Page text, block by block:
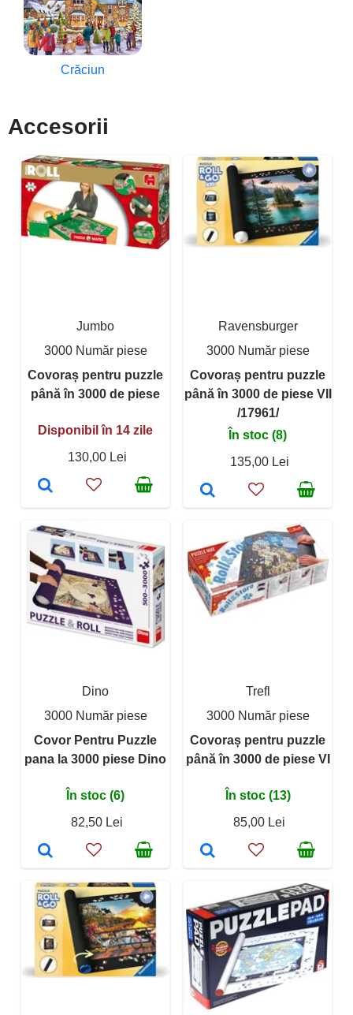
Crăciun
Accesorii
Jumbo
3000 Număr piese
Covoraș pentru puzzle
până în 3000 de piese
Disponibil în 14 zile
130,00 Lei
Ravensburger
3000 Număr piese
Covoraș pentru puzzle
până în 3000 de piese VII
/17961/
În stoc (8)
135,00 Lei
Dino
3000 Număr piese
Covor Pentru Puzzle
pana la 3000 piese Dino
În stoc (6)
82,50 Lei
Trefl
3000 Număr piese
Covoraș pentru puzzle
până în 3000 de piese VI
În stoc (13)
85,00 Lei